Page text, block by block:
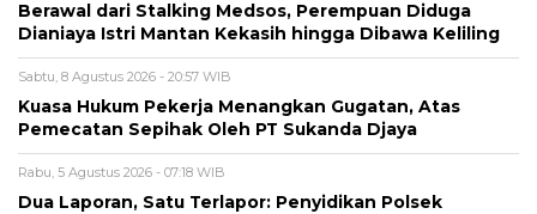
Berawal dari Stalking Medsos, Perempuan Diduga
Dianiaya Istri Mantan Kekasih hingga Dibawa Keliling
Sabtu, 8 Agustus 2026 - 20:57 WIB
Kuasa Hukum Pekerja Menangkan Gugatan, Atas
Pemecatan Sepihak Oleh PT Sukanda Djaya
Rabu, 5 Agustus 2026 - 07:18 WIB
Dua Laporan, Satu Terlapor: Penyidikan Polsek